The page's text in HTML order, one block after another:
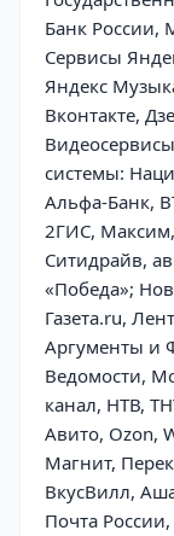
Банк России,
Сервисы
Яндекс
Вконтакте,
системы:
Альфа-Банк,
2ГИС,
Ситидрайв,
«Победа»;
Газета.ru,
Аргументы и
Ведомости,
канал, НТВ,
Авито, Ozon,
Магнит,
ВкусВилл,
Почта